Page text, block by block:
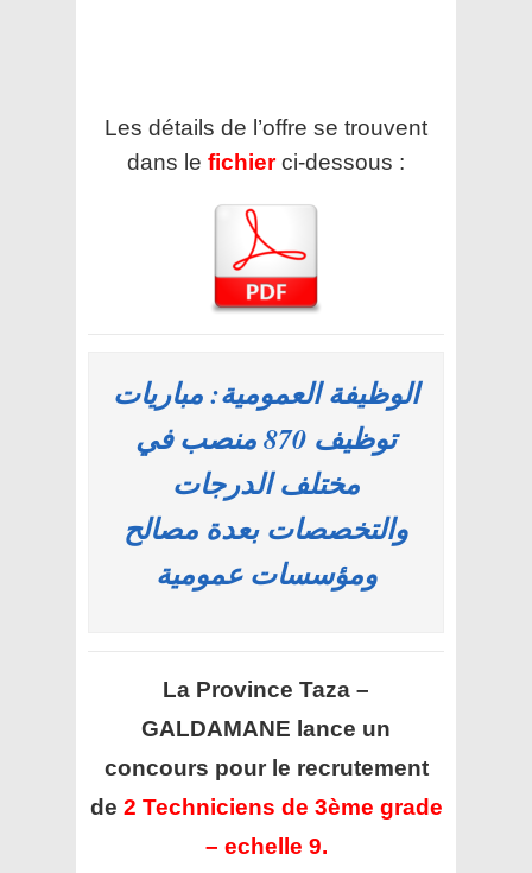
Les détails de l’offre se trouvent
dans le fichier ci-dessous :
الوظيفة العمومية: مباريات
توظيف 870 منصب في
مختلف الدرجات
والتخصصات بعدة مصالح
ومؤسسات عمومية
La Province Taza –
GALDAMANE lance un
concours pour le recrutement
de 2 Techniciens de 3ème grade
– echelle 9.